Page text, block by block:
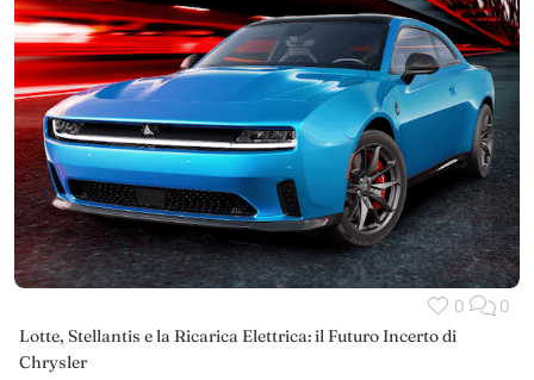
0 0
Lotte, Stellantis e la Ricarica Elettrica: il Futuro Incerto di
Chrysler